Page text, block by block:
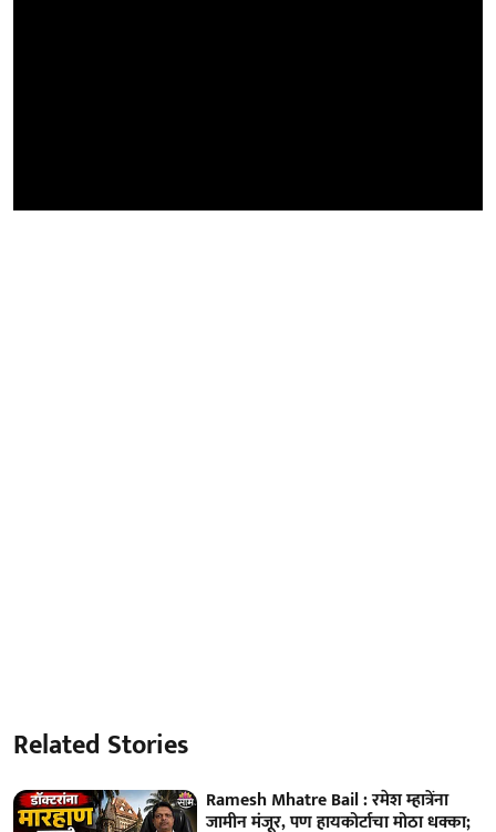
Related Stories
Ramesh Mhatre Bail : रमेश म्हात्रेंना
जामीन मंजूर, पण हायकोर्टाचा मोठा धक्का;